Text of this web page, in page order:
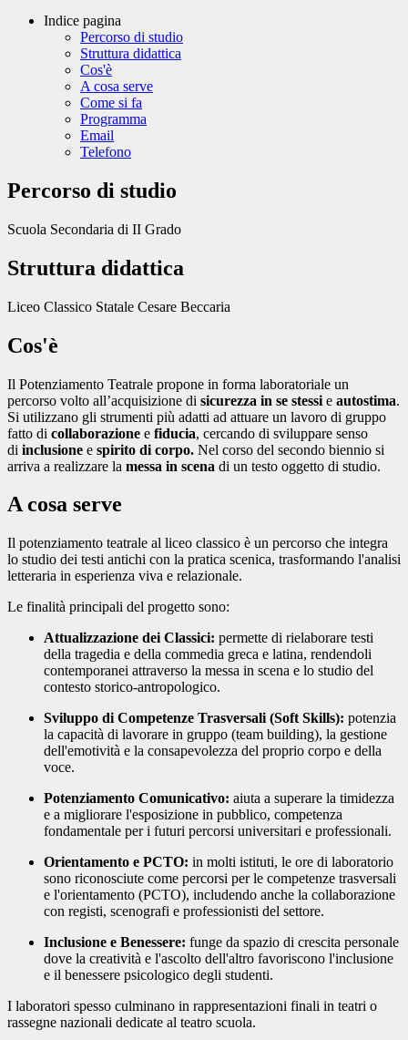
Indice pagina
Percorso di studio
Struttura didattica
Cos'è
A cosa serve
Come si fa
Programma
Email
Telefono
Percorso di studio
Scuola Secondaria di II Grado
Struttura didattica
Liceo Classico Statale Cesare Beccaria
Cos'è
Il Potenziamento Teatrale propone in forma laboratoriale un
percorso volto all’acquisizione di sicurezza in se stessi e autostima.
Si utilizzano gli strumenti più adatti ad attuare un lavoro di gruppo
fatto di collaborazione e fiducia, cercando di sviluppare senso
di inclusione e spirito di corpo. Nel corso del secondo biennio si
arriva a realizzare la messa in scena di un testo oggetto di studio.
A cosa serve
Il potenziamento teatrale al liceo classico è un percorso che integra
lo studio dei testi antichi con la pratica scenica, trasformando l'analisi
letteraria in esperienza viva e relazionale.
Le finalità principali del progetto sono:
Attualizzazione dei Classici: permette di rielaborare testi
della tragedia e della commedia greca e latina, rendendoli
contemporanei attraverso la messa in scena e lo studio del
contesto storico-antropologico.
Sviluppo di Competenze Trasversali (Soft Skills): potenzia
la capacità di lavorare in gruppo (team building), la gestione
dell'emotività e la consapevolezza del proprio corpo e della
voce.
Potenziamento Comunicativo: aiuta a superare la timidezza
e a migliorare l'esposizione in pubblico, competenza
fondamentale per i futuri percorsi universitari e professionali.
Orientamento e PCTO: in molti istituti, le ore di laboratorio
sono riconosciute come percorsi per le competenze trasversali
e l'orientamento (PCTO), includendo anche la collaborazione
con registi, scenografi e professionisti del settore.
Inclusione e Benessere: funge da spazio di crescita personale
dove la creatività e l'ascolto dell'altro favoriscono l'inclusione
e il benessere psicologico degli studenti.
I laboratori spesso culminano in rappresentazioni finali in teatri o
rassegne nazionali dedicate al teatro scuola.